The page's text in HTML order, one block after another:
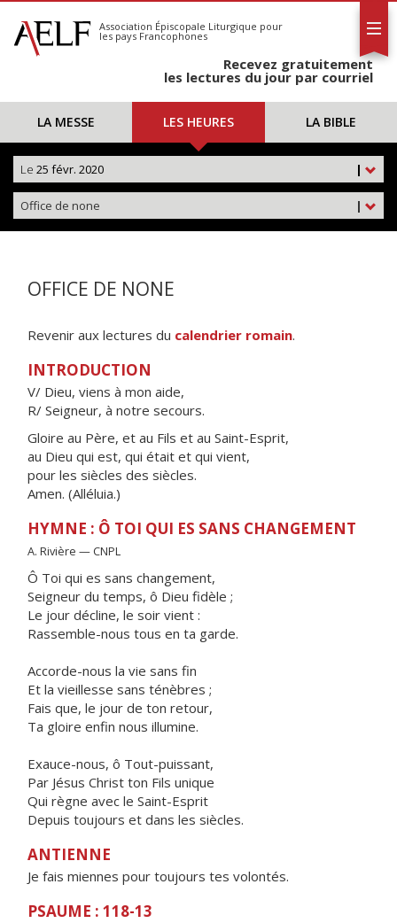
S'abonner
Calendrier
Association Épiscopale Liturgique pour
les pays Francophones
Recevez gratuitement
les lectures du jour par courriel
LA MESSE LES HEURES LA BIBLE
|
Le 25 févr. 2020
|
Office de none
OFFICE DE NONE
Revenir aux lectures du calendrier romain.
INTRODUCTION
V/ Dieu, viens à mon aide,
R/ Seigneur, à notre secours.
Gloire au Père, et au Fils et au Saint-Esprit,
au Dieu qui est, qui était et qui vient,
pour les siècles des siècles.
Amen. (Alléluia.)
HYMNE : Ô TOI QUI ES SANS CHANGEMENT
A. Rivière — CNPL
Ô Toi qui es sans changement,
Seigneur du temps, ô Dieu fidèle ;
Le jour décline, le soir vient :
Rassemble-nous tous en ta garde.
Accorde-nous la vie sans fin
Et la vieillesse sans ténèbres ;
Fais que, le jour de ton retour,
Ta gloire enfin nous illumine.
Exauce-nous, ô Tout-puissant,
Par Jésus Christ ton Fils unique
Qui règne avec le Saint-Esprit
Depuis toujours et dans les siècles.
ANTIENNE
Je fais miennes pour toujours tes volontés.
PSAUME : 118-13